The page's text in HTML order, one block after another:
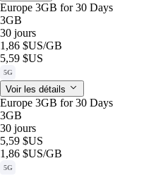
Europe 3GB for 30 Days
3GB
30 jours
1,86 $US/GB
5,59 $US
5G
Voir les détails
Europe 3GB for 30 Days
3GB
30 jours
5,59 $US
1,86 $US/GB
5G